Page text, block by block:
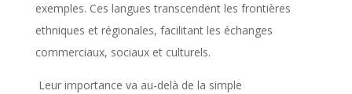
exemples. Ces langues transcendent les frontières
ethniques et régionales, facilitant les échanges
commerciaux, sociaux et culturels.
Leur importance va au-delà de la simple